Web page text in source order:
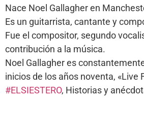
Nace Noel Gallagher en
Es un guitarrista, cantante y
Fue el compositor, segundo
contribución a la música.
Noel Gallagher es
inicios de los años noventa,
#ELSIESTERO, Historias y